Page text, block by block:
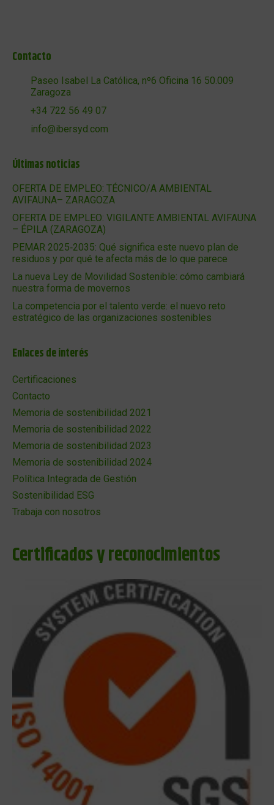
Contacto
Paseo Isabel La Católica, nº6 Oficina 16 50.009
Zaragoza
+34 722 56 49 07
info@ibersyd.com
Últimas noticias
OFERTA DE EMPLEO: TÉCNICO/A AMBIENTAL
AVIFAUNA– ZARAGOZA
OFERTA DE EMPLEO: VIGILANTE AMBIENTAL AVIFAUNA
– ÉPILA (ZARAGOZA)
PEMAR 2025‑2035: Qué significa este nuevo plan de
residuos y por qué te afecta más de lo que parece
La nueva Ley de Movilidad Sostenible: cómo cambiará
nuestra forma de movernos
La competencia por el talento verde: el nuevo reto
estratégico de las organizaciones sostenibles
Enlaces de interés
Certificaciones
Contacto
Memoria de sostenibilidad 2021
Memoria de sostenibilidad 2022
Memoria de sostenibilidad 2023
Memoria de sostenibilidad 2024
Política Integrada de Gestión
Sostenibilidad ESG
Trabaja con nosotros
Certificados y reconocimientos